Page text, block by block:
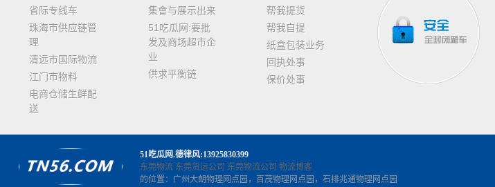
省际专线车
珠海市供应链管
理
清远市国际物流
江门市物料
电商仓储生鲜配
送
集會与展示出来
51吃瓜网:要批
发及商场超市企
业
供求平衡链
帮我提货
帮我自提
纸盒包装业务
回执处事
保价处事
51吃瓜网.德律风:13925830399
东莞物流 东莞货运公司 东莞物流公司 物流博客
的位置：广州大朗物理网点园，百茂物理网点园，石排兆通物理网点园